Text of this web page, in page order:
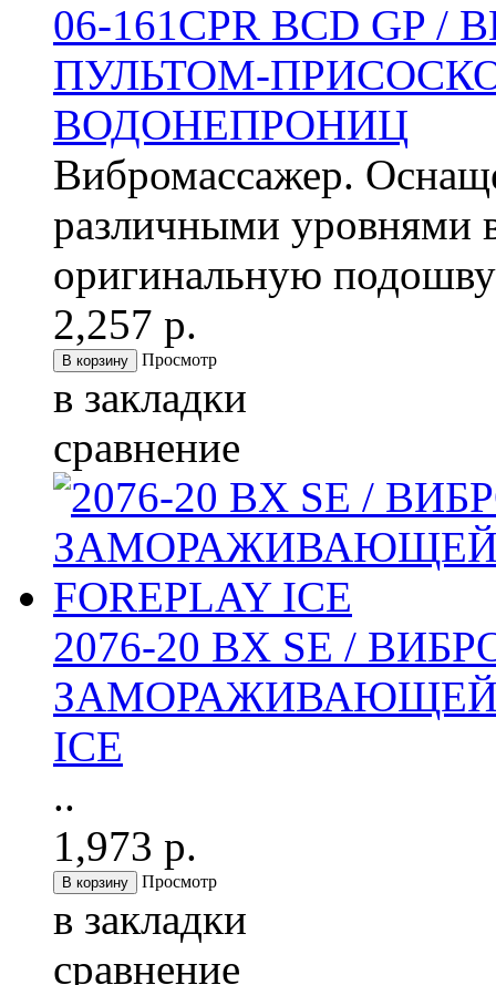
06-161CPR BCD
ПУЛЬТОМ-
ВОДОНЕПРОНИЦ
Вибромассажер.
различными уровнями
оригинальную
2,257 р.
Просмотр
в закладки
сравнение
2076-20 BX SE /
ICE
..
1,973 р.
Просмотр
в закладки
сравнение